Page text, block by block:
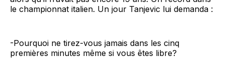
le championnat italien. Un jour Tanjevic lui demanda :
-Pourquoi ne tirez-vous jamais dans les cinq
premières minutes même si vous êtes libre?